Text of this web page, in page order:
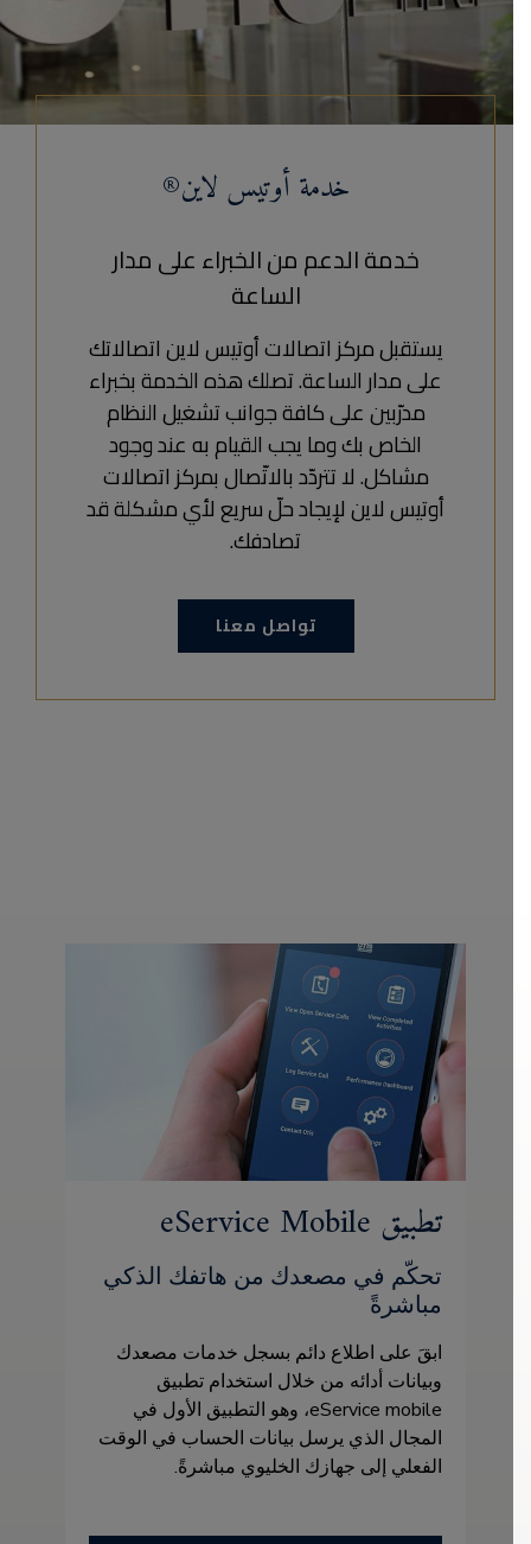
خدمة أوتيس لاين®
خدمة الدعم من الخبراء على مدار
الساعة
يستقبل مركز اتصالات أوتيس لاين اتصالاتك
على مدار الساعة. تصلك هذه الخدمة بخبراء
مدرّبين على كافة جوانب تشغيل النظام
الخاص بك وما يجب القيام به عند وجود
مشاكل. لا تتردّد بالاتّصال بمركز اتصالات
أوتيس لاين لإيجاد حلّ سريع لأي مشكلة قد
تصادفك.
تواصل معنا
تطبيق eService Mobile
تحكّم في مصعدك من هاتفك الذكي
مباشرةً
ابقَ على اطلاع دائم بسجل خدمات مصعدك
وبيانات أدائه من خلال استخدام تطبيق
eService mobile، وهو التطبيق الأول في
المجال الذي يرسل بيانات الحساب في الوقت
الفعلي إلى جهازك الخليوي مباشرةً.